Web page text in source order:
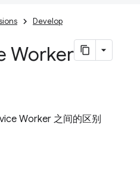
Develop
Worker
Worker 之间的区别